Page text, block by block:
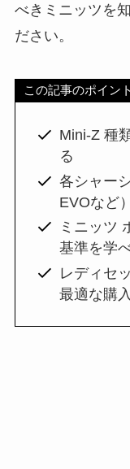
べきミニッツを
ださい。
この記事のポイント
Mini-Z 種
る
各シャー
EVOなど
ミニッツ
基準を学
レディセ
最適な購